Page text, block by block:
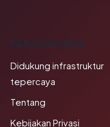
PERUSAHAAN
Didukung infrastruktur
tepercaya
Tentang
Kebijakan Privasi